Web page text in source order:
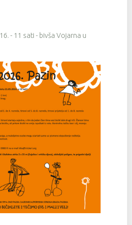
- 11 sati - bivša Vojarna u